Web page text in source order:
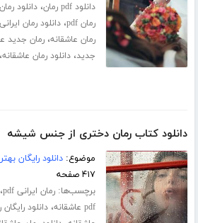
دانلود pdf رمان ،دانلود
رمان pdf ،دانلود رمان ایرانی
رمان عاشقانه،رمان جدید
جدید،دانلود رمان عاشقانه
دانلود کتاب رمان دختری از جنس شیشه
موضوع:دانلود رایگان
۴۱۷ صفحه
برچسب‌ها:رمان ایرانی pdf
pdf عاشقانه ،دانلود